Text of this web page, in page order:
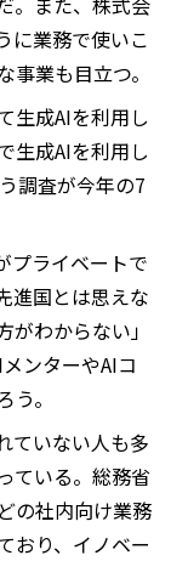
に業務で使いこ
業も目立つ。
生成AIを利用し
生成AIを利用し
調査が今年の7
プライベートで
進国とは思えな
わからない」
ンターやAIコ
。
ていない人も多
ている。総務省
の社内向け業務
おり、イノベー